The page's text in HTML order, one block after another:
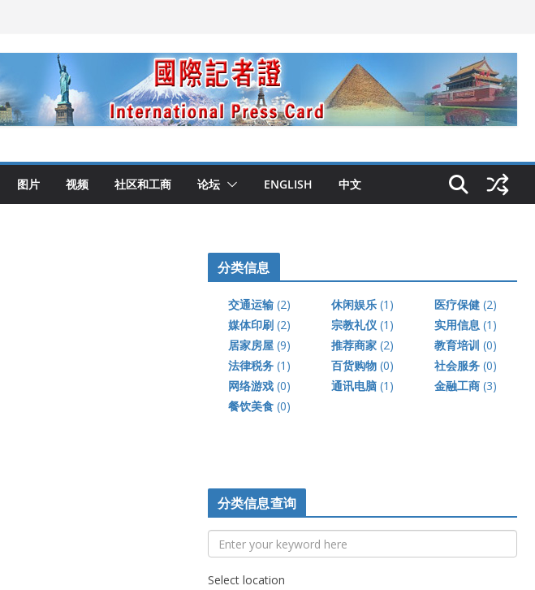
图片 视频 社区和工商 论坛 ENGLISH 中文
分类信息
交通运输 (2) 休闲娱乐 (1) 医疗保健 (2)
媒体印刷 (2) 宗教礼仪 (1) 实用信息 (1)
居家房屋 (9) 推荐商家 (2) 教育培训 (0)
法律税务 (1) 百货购物 (0) 社会服务 (0)
网络游戏 (0) 通讯电脑 (1) 金融工商 (3)
餐饮美食 (0)
分类信息查询
Select location